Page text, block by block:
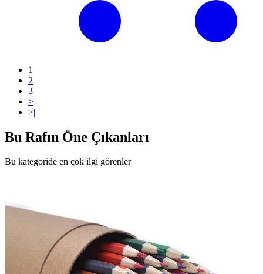
1
2
3
>
>|
Bu Rafın Öne Çıkanları
Bu kategoride en çok ilgi görenler